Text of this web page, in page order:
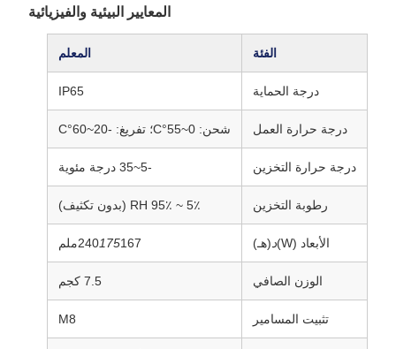
المعايير البيئية والفيزيائية
الفئة المعلم
درجة الحماية IP65
درجة حرارة العمل شحن: 0~55°C؛ تفريغ: -20~60°C
درجة حرارة التخزين -5~35 درجة مئوية
رطوبة التخزين 5٪ ~ 95٪ RH (بدون تكثيف)
الأبعاد (W) د(هـ) 240175167ملم
الوزن الصافي 7.5 كجم
تثبيت المسامير M8